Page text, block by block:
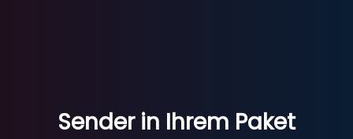
Sender in Ihrem Paket